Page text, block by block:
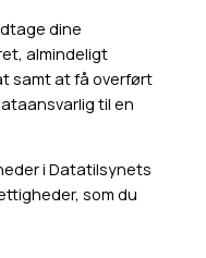
dine
almindeligt
samt at få overført
til en
i Datatilsynets
som du